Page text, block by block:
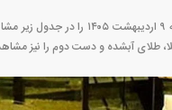
قیمت سکه و قیمت طلا امروز
طلای آبشده و دست دوم را نیز